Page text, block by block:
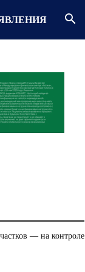
— на контроле